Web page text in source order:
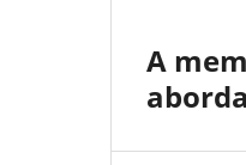
A